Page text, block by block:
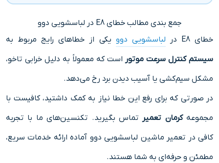
جمع‌ بندی مطالب خطای E8 در لباسشویی دوو
خطای E8 در
لباسشویی دوو یکی از خطاهای رایج مربوط به
سیستم کنترل سرعت موتور است که معمولاً به دلیل خرابی تاخو،
مشکل سیم‌کشی یا آسیب دیدن برد رخ می‌دهد.
در صورتی که برای رفع این خطا نیاز به کمک داشتید، کافیست با
مجموعهکرمان تعمیر تماس بگیرید. تکنسین‌های ما با تجربه
کافی در تعمیر ماشین لباسشویی دوو آماده ارائه خدمات سریع،
مطمئن و حرفه‌ای به شما هستند.